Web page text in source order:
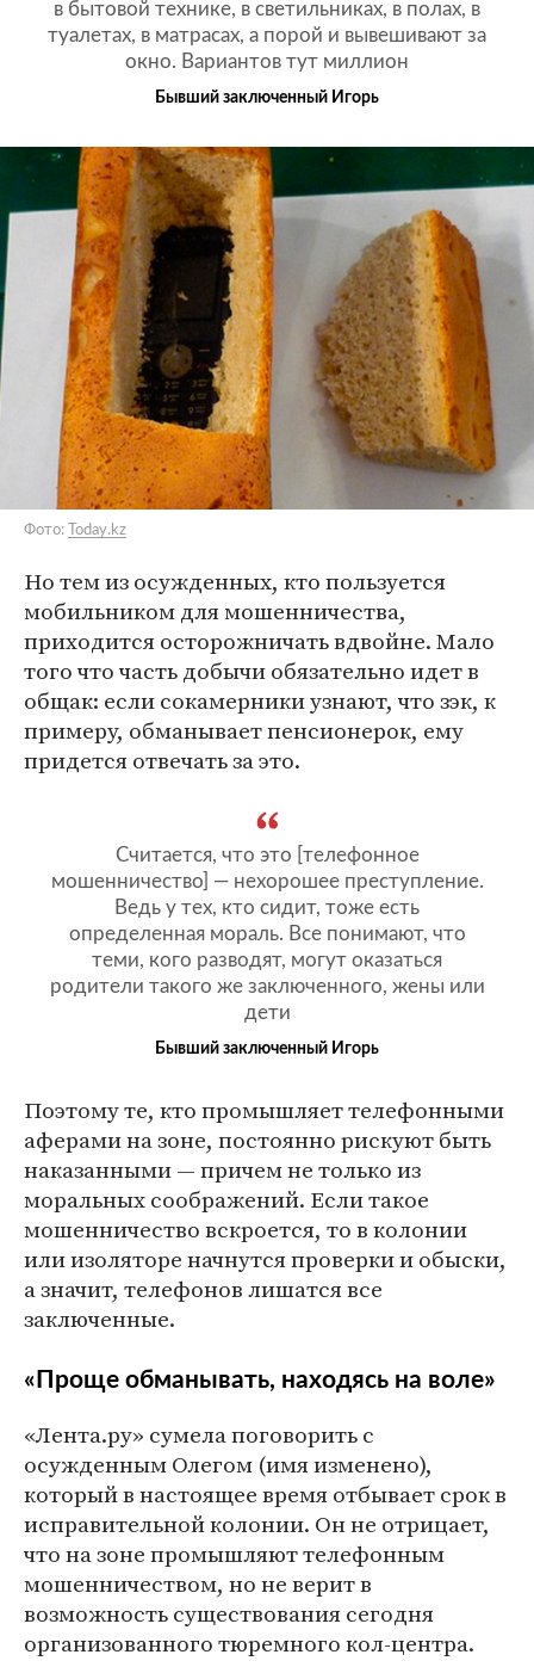
в бытовой технике, в светильниках, в полах, в
туалетах, в матрасах, а порой и вывешивают за
окно. Вариантов тут миллион
Бывший заключенный Игорь
Фото: Today.kz
Но тем из осужденных, кто пользуется
мобильником для мошенничества,
приходится осторожничать вдвойне. Мало
того что часть добычи обязательно идет в
общак: если сокамерники узнают, что зэк, к
примеру, обманывает пенсионерок, ему
придется отвечать за это.
Считается, что это [телефонное
мошенничество] — нехорошее преступление.
Ведь у тех, кто сидит, тоже есть
определенная мораль. Все понимают, что
теми, кого разводят, могут оказаться
родители такого же заключенного, жены или
дети
Бывший заключенный Игорь
Поэтому те, кто промышляет телефонными
аферами на зоне, постоянно рискуют быть
наказанными — причем не только из
моральных соображений. Если такое
мошенничество вскроется, то в колонии
или изоляторе начнутся проверки и обыски,
а значит, телефонов лишатся все
заключенные.
«Проще обманывать, находясь на воле»
«Лента.ру» сумела поговорить с
осужденным Олегом (имя изменено),
который в настоящее время отбывает срок в
исправительной колонии. Он не отрицает,
что на зоне промышляют телефонным
мошенничеством, но не верит в
возможность существования сегодня
организованного тюремного кол-центра.